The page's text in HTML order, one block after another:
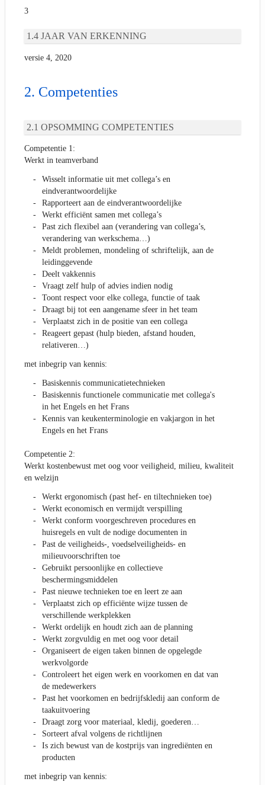
3
JAAR VAN ERKENNING
versie 4, 2020
Competenties
OPSOMMING COMPETENTIES
Competentie 1:
Werkt in teamverband
Wisselt informatie uit met collega’s en
eindverantwoordelijke
Rapporteert aan de eindverantwoordelijke
Werkt efficiënt samen met collega’s
Past zich flexibel aan (verandering van collega’s,
verandering van werkschema…)
Meldt problemen, mondeling of schriftelijk, aan de
leidinggevende
Deelt vakkennis
Vraagt zelf hulp of advies indien nodig
Toont respect voor elke collega, functie of taak
Draagt bij tot een aangename sfeer in het team
Verplaatst zich in de positie van een collega
Reageert gepast (hulp bieden, afstand houden,
relativeren…)
met inbegrip van kennis:
Basiskennis communicatietechnieken
Basiskennis functionele communicatie met collega's
in het Engels en het Frans
Kennis van keukenterminologie en vakjargon in het
Engels en het Frans
Competentie 2:
Werkt kostenbewust met oog voor veiligheid, milieu, kwaliteit
en welzijn
Werkt ergonomisch (past hef- en tiltechnieken toe)
Werkt economisch en vermijdt verspilling
Werkt conform voorgeschreven procedures en
huisregels en vult de nodige documenten in
Past de veiligheids-, voedselveiligheids- en
milieuvoorschriften toe
Gebruikt persoonlijke en collectieve
beschermingsmiddelen
Past nieuwe technieken toe en leert ze aan
Verplaatst zich op efficiënte wijze tussen de
verschillende werkplekken
Werkt ordelijk en houdt zich aan de planning
Werkt zorgvuldig en met oog voor detail
Organiseert de eigen taken binnen de opgelegde
werkvolgorde
Controleert het eigen werk en voorkomen en dat van
de medewerkers
Past het voorkomen en bedrijfskledij aan conform de
taakuitvoering
Draagt zorg voor materiaal, kledij, goederen…
Sorteert afval volgens de richtlijnen
Is zich bewust van de kostprijs van ingrediënten en
producten
met inbegrip van kennis: